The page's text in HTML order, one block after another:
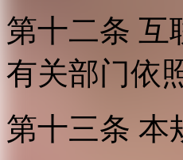
第十二条 互
有关部门依
第十三条 本